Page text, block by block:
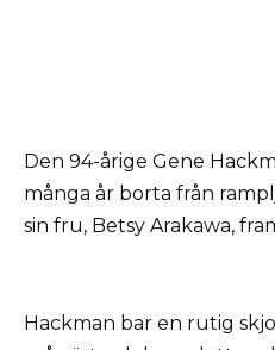
Den 94-årige Gene
många år borta från
sin fru, Betsy Arakawa,
Hackman bar en rutig